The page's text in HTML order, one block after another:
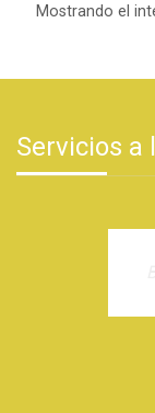
Mostrando el
Servicios a